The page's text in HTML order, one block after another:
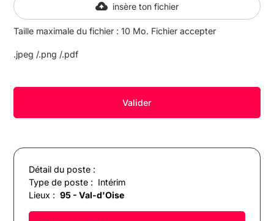
Détail du poste :
Type de poste : Intérim
Lieux : 95 - Val-d'Oise
insère ton fichier
Taille maximale du fichier : 10 Mo. Fichier accepter
.jpeg /.png /.pdf